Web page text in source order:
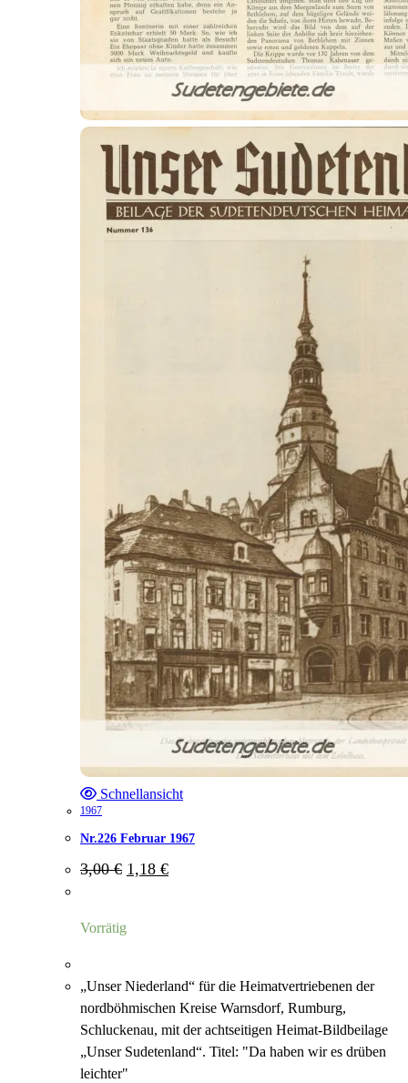
Schnellansicht
1967
Nr.226 Februar 1967
3,00€ Ursprünglicher
Preis
1,18 €Aktueller
Preis
Vorrätig
„Unser Niederland“ für die Heimatvertriebenen der
nordböhmischen Kreise Warnsdorf, Rumburg,
Schluckenau, mit der achtseitigen Heimat-Bildbeilage
„Unser Sudetenland“. Titel: "Da haben wir es drüben
leichter"